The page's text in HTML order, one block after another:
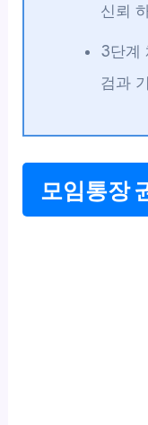
신뢰
3단계
검과
모임통장